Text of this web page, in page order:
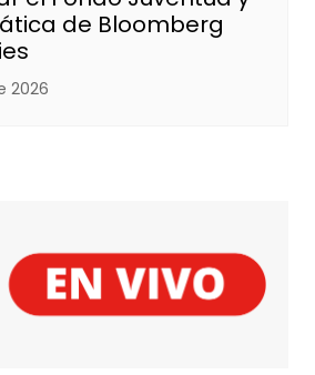
de Bloomberg
2026